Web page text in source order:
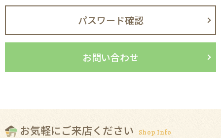
パスワード確認
お問い合わせ
お気軽にご来店ください Shop Info